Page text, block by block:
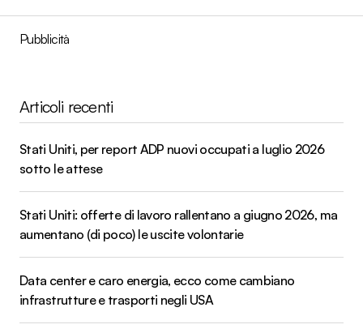
Pubblicità
Articoli recenti
Stati Uniti, per report ADP nuovi occupati a luglio 2026
sotto le attese
Stati Uniti: offerte di lavoro rallentano a giugno 2026, ma
aumentano (di poco) le uscite volontarie
Data center e caro energia, ecco come cambiano
infrastrutture e trasporti negli USA